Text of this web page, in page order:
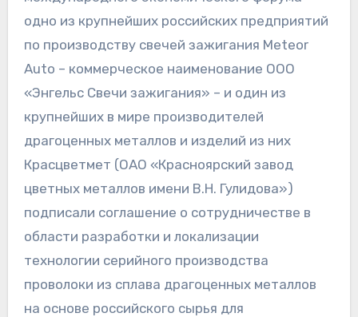
одно из крупнейших российских предприятий
по производству свечей зажигания Meteor
Auto – коммерческое наименование ООО
«Энгельс Свечи зажигания» – и один из
крупнейших в мире производителей
драгоценных металлов и изделий из них
Красцветмет (ОАО «Красноярский завод
цветных металлов имени В.Н. Гулидова»)
подписали соглашение о сотрудничестве в
области разработки и локализации
технологии серийного производства
проволоки из сплава драгоценных металлов
на основе российского сырья для